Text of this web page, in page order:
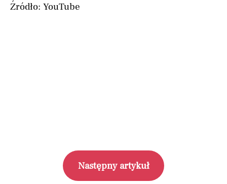
Źródło: YouTube
Następny artykuł